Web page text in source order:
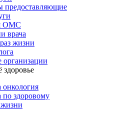
предоставляющие
ОМС
врача
жизни
организации
здоровье
онкология
по здоровому
жизни